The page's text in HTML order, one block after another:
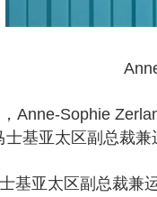
Anne-Sophie
基亚太区副总裁兼
基亚太区副总裁兼